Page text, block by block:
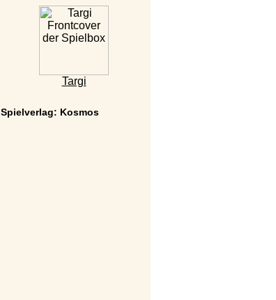
Targi
Spielverlag: Kosmos